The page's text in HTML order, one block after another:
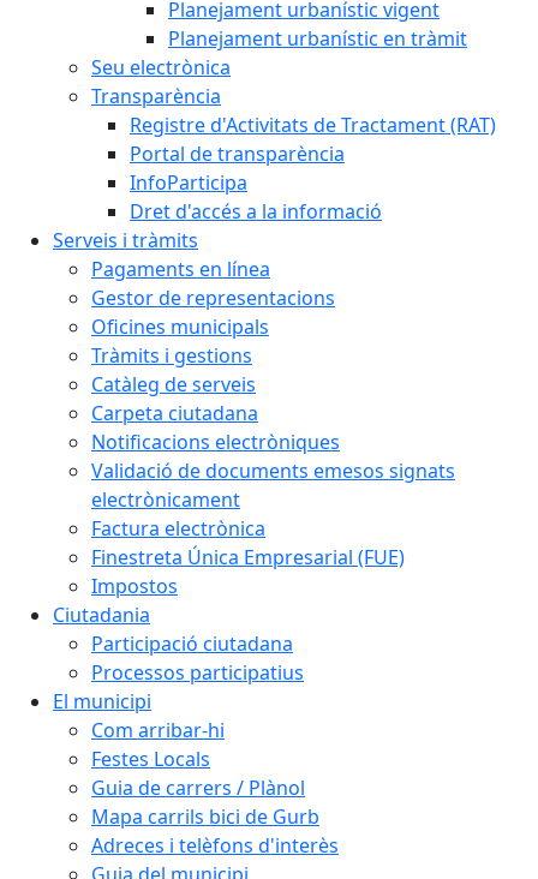
Planejament urbanístic vigent
Planejament urbanístic en tràmit
Seu electrònica
Transparència
Registre d'Activitats de Tractament (RAT)
Portal de transparència
InfoParticipa
Dret d'accés a la informació
Serveis i tràmits
Pagaments en línea
Gestor de representacions
Oficines municipals
Tràmits i gestions
Catàleg de serveis
Carpeta ciutadana
Notificacions electròniques
Validació de documents emesos signats
electrònicament
Factura electrònica
Finestreta Única Empresarial (FUE)
Impostos
Ciutadania
Participació ciutadana
Processos participatius
El municipi
Com arribar-hi
Festes Locals
Guia de carrers / Plànol
Mapa carrils bici de Gurb
Adreces i telèfons d'interès